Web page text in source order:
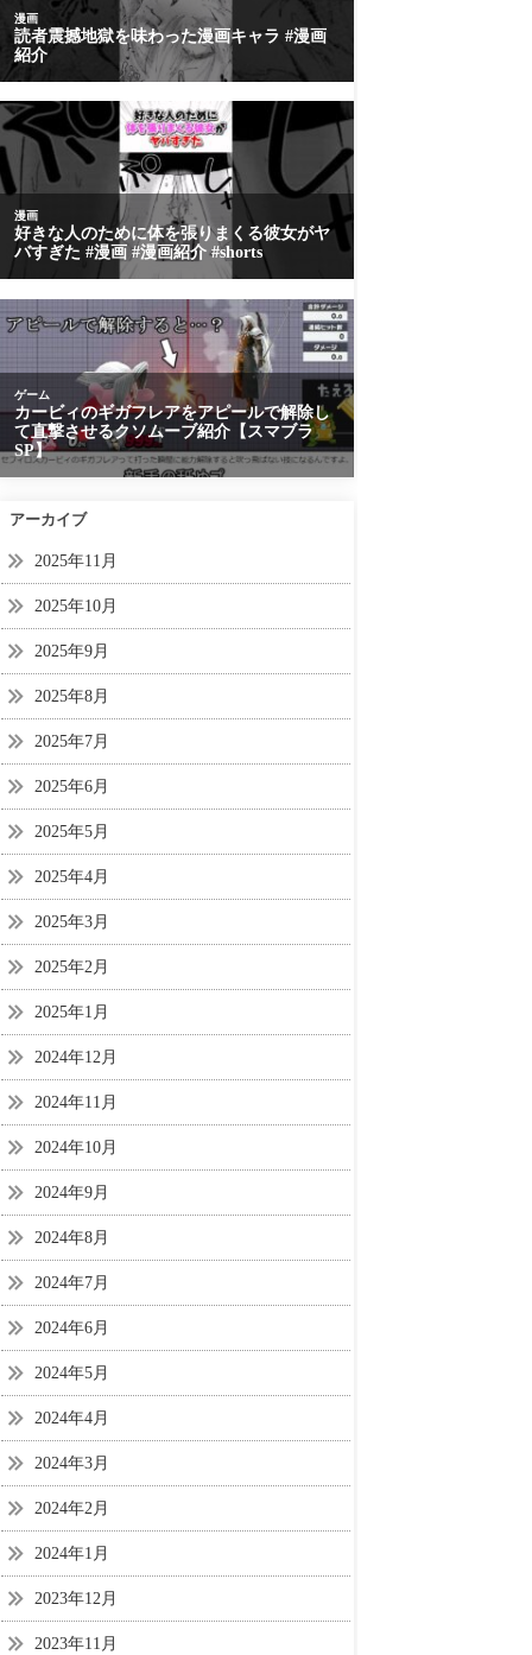
アーカイブ
2025年11月
2025年10月
2025年9月
2025年8月
2025年7月
2025年6月
2025年5月
2025年4月
2025年3月
2025年2月
2025年1月
2024年12月
2024年11月
2024年10月
2024年9月
2024年8月
2024年7月
2024年6月
2024年5月
2024年4月
2024年3月
2024年2月
2024年1月
2023年12月
2023年11月